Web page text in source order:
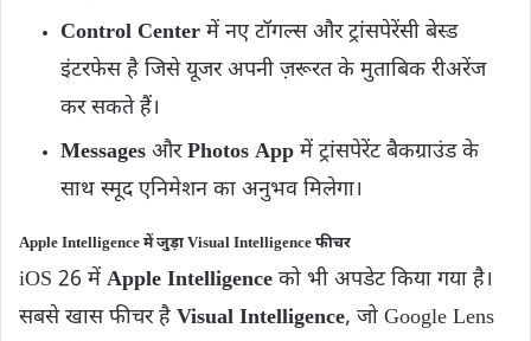
Control Center में नए टॉगल्स और ट्रांसपेरेंसी बेस्ड
इंटरफेस है जिसे यूजर अपनी ज़रूरत के मुताबिक रीअरेंज
कर सकते हैं।
Messages औरPhotos App में ट्रांसपेरेंट बैकग्राउंड के
साथ स्मूद एनिमेशन का अनुभव मिलेगा।
Apple Intelligence में जुड़ा Visual Intelligence फीचर
iOS 26 में Apple Intelligence को भी अपडेट किया गया है।
सबसे खास फीचर है Visual Intelligence, जो Google Lens